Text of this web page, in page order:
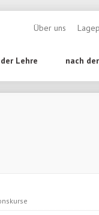
Lehre nach
Navigation
Über uns